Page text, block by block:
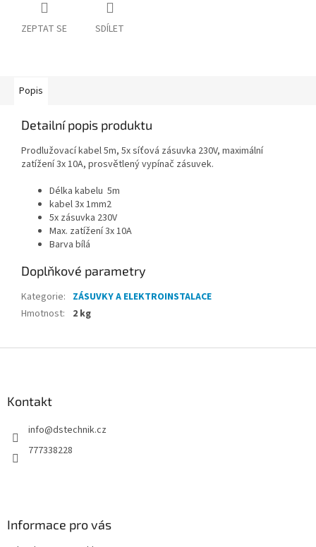
ZEPTAT SE SDÍLET
Popis
Detailní popis produktu
Prodlužovací kabel 5m, 5x síťová zásuvka 230V, maximální
zatížení 3x 10A, prosvětlený vypínač zásuvek.
Délka kabelu 5m
kabel 3x 1mm2
5x zásuvka 230V
Max. zatížení 3x 10A
Barva bílá
Doplňkové parametry
Kategorie: ZÁSUVKY A ELEKTROINSTALACE
Hmotnost: 2 kg
Kontakt
info@dstechnik.cz
777338228
Informace pro vás